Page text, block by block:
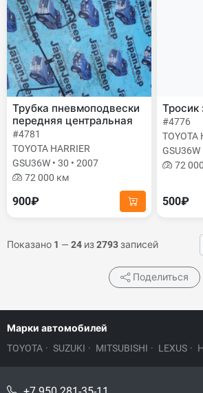
Трубка пневмоподвески
передняя центральная
#4781
TOYOTA HARRIER
GSU36W • 30 • 2007
72 000 км
900₽
Тросик
#4776
TOYOTA
GSU36W
72
500₽
Показано 1 — 24 из2793записей
Поделиться
Марки автомобилей
TOYOTA · SUZUKI · MITSUBISHI · LEXUS ·